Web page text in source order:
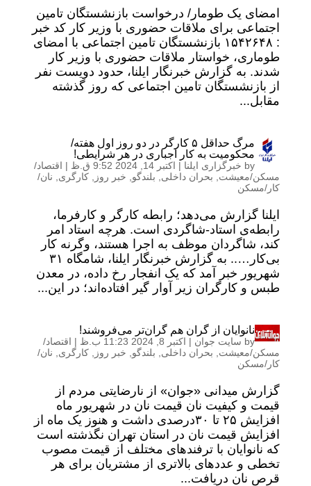
امضای یک طومار/ درخواست بازنشستگان تامین
اجتماعی برای ملاقات حضوری با وزیر کار کد خبر
: ۱۵۴۲۶۴۸ بازنشستگان تامین اجتماعی با امضای
طوماری، خواستار ملاقات حضوری با وزیر کار
شدند. به گزارش خبرنگار ایلنا، حدود دویست نفر
از بازنشستگان تامین اجتماعی که روز گذشته
مقابل...
مرگ حداقل ۵ کارگر در دو روز اول هفته/
محکومیت به کار اجباری در هر شرایطی!
by خبرگزاری ایلنا | اکتبر 14, 2024 9:52 ق.ظ | اقتصاد/
مسکن/معیشت
بحران داخلی بلندگو خبر روز کارگری
نان/
کار/مسکن
ایلنا گزارش می‌دهد؛ رابطه کارگر و کارفرما،
رابطه‌ی استاد-شاگردی‌ است. هرچه استاد امر
کند، شاگردان موظف به اجرا هستند، وگرنه کار
بی‌کار….. به گزارش خبرنگار ایلنا، شامگاه ۳۱
شهریور خبر آمد که یک انفجار رخ داده، در معدن
طبس و کارگران زیر آوار گیر افتاده‌اند؛ در این...
نانوایان از گران هم گران‌تر می‌فروشند!
by سایت جوان | اکتبر 8, 2024 11:23 ب.ظ | اقتصاد/
مسکن/معیشت
بحران داخلی بلندگو خبر روز کارگری
نان/
کار/مسکن
گزارش میدانی «جوان» از نارضایتی مردم از
قیمت و کیفیت نان قیمت نان در شهریور ماه
افزایش ۲۵ تا ۳۰‌درصدی داشت و هنوز یک ماه از
افزایش قیمت نان در استان تهران نگذشته است
که نانوایان با ترفند‌های مختلف از قیمت مصوب
تخطی و عدد‌های بالاتری از مشتریان برای هر
قرص نان دریافت...